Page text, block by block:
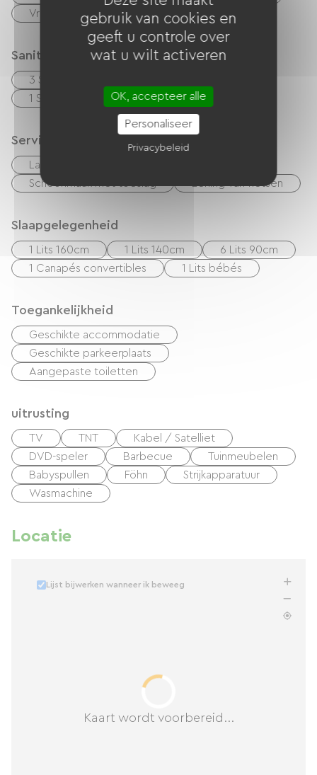
Vriezer
Sanitair
3 Salle d'eau (douche)
1 Salle de bain (baignoire)
Services
Lakens en linnen inbegrepen
Schoonmaak met toeslag
Lening van fietsen
Slaapgelegenheid
1 Lits 160cm 1 Lits 140cm
6 Lits 90cm
1 Canapés convertibles
1 Lits bébés
Toegankelijkheid
Geschikte accommodatie
Geschikte parkeerplaats
Aangepaste toiletten
uitrusting
TV TNT
Kabel / Satelliet
DVD-speler
Barbecue
Tuinmeubelen
Babyspullen
Föhn
Strijkapparatuur
Wasmachine
Locatie
Kaart wordt voorbereid...
Lijst bijwerken wanneer ik beweeg
gebruik van cookies en
geeft u controle over
wat u wilt activeren
OK, accepteer alle
Personaliseer
Privacybeleid